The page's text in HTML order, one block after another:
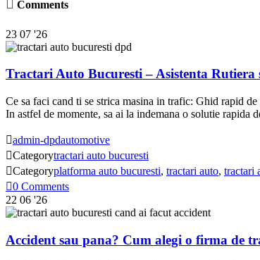
 Comments
23 07 '26
Tractari Auto Bucuresti – Asistenta Rutiera
Ce sa faci cand ti se strica masina in trafic: Ghid rapid
In astfel de momente, sa ai la indemana o solutie rapida
admin-dpdautomotive
Categorytractari auto bucuresti
Categoryplatforma auto bucuresti, tractari auto, tractari
0 Comments
22 06 '26
Accident sau pana? Cum alegi o firma de